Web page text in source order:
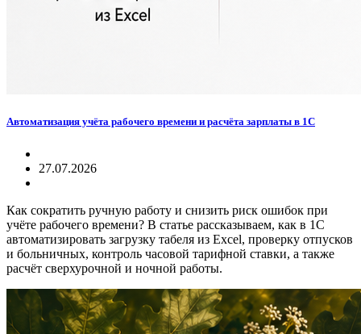
Автоматизация учёта рабочего времени и расчёта зарплаты в 1С
27.07.2026
Как сократить ручную работу и снизить риск ошибок при
учёте рабочего времени? В статье рассказываем, как в 1С
автоматизировать загрузку табеля из Excel, проверку отпусков
и больничных, контроль часовой тарифной ставки, а также
расчёт сверхурочной и ночной работы.